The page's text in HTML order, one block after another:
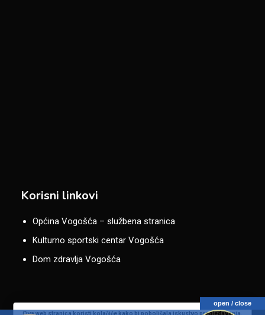
Korisni linkovi
Općina Vogošća – službena stranica
Kulturno sportski centar Vogošća
Dom zdravlja Vogošća
Ova web stranica koristi kolačiće kako bi poboljšala iskustvo pregledavanja.
open / close